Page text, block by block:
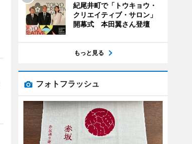
紀尾井町で「トウキョウ・
クリエイティブ・サロン」
開幕式 本田翼さん登壇
もっと見る
フォトフラッシュ